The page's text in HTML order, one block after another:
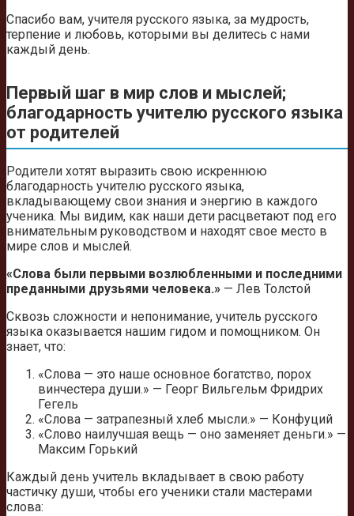
Спасибо вам, учителя русского языка, за мудрость,
терпение и любовь, которыми вы делитесь с нами
каждый день.
Первый шаг в мир слов и мыслей;
благодарность учителю русского языка
от родителей
Родители хотят выразить свою искреннюю
благодарность учителю русского языка,
вкладывающему свои знания и энергию в каждого
ученика. Мы видим, как наши дети расцветают под его
внимательным руководством и находят свое место в
мире слов и мыслей.
«Слова были первыми возлюбленными и последними
преданными друзьями человека.» — Лев Толстой
Сквозь сложности и непонимание, учитель русского
языка оказывается нашим гидом и помощником. Он
знает, что:
«Слова — это наше основное богатство, порох
винчестера души.» — Георг Вильгельм Фридрих
Гегель
«Слова — затрапезный хлеб мысли.» — Конфуций
«Слово наилучшая вещь — оно заменяет деньги.» —
Максим Горький
Каждый день учитель вкладывает в свою работу
частичку души, чтобы его ученики стали мастерами
слова: